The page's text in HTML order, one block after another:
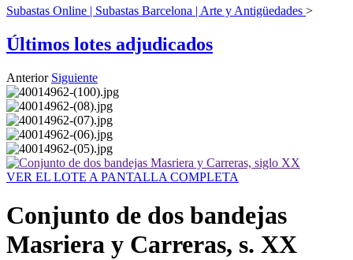
Subastas Online | Subastas Barcelona | Arte y Antigüedades >
Últimos lotes adjudicados
Anterior Siguiente
VER EL LOTE A PANTALLA COMPLETA
Conjunto de dos bandejas
Masriera y Carreras, s. XX